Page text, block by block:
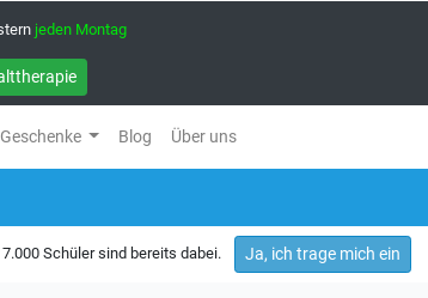
jeden Montag
Geschenke Blog Über uns
Schüler sind bereits dabei. Ja, ich trage mich ein